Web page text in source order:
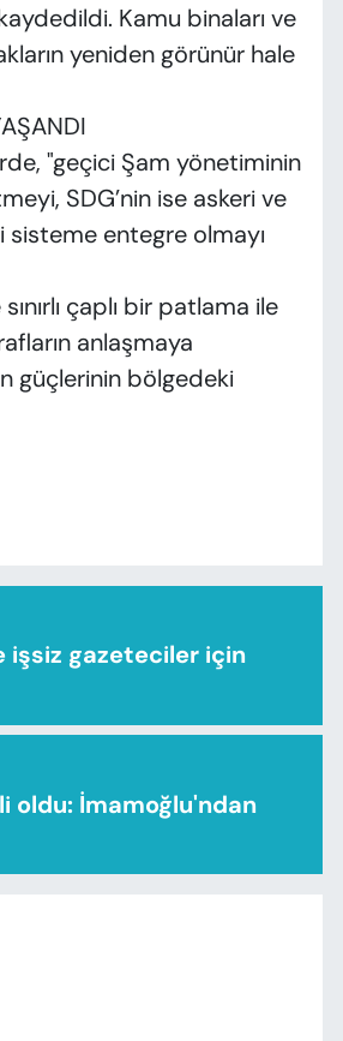
Kamu binaları ve
yeniden görünür hale
"geçici Şam yönetiminin
SDG’nin ise askeri ve
sisteme entegre olmayı
çaplı bir patlama ile
anlaşmaya
güçlerinin bölgedeki
işsiz gazeteciler için
oldu: İmamoğlu'ndan